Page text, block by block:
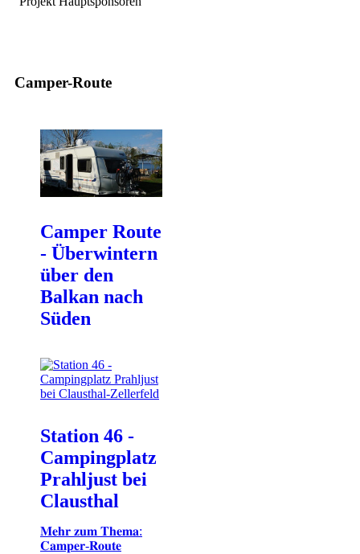
Camper-Route
Camper Route
- Überwintern
über den
Balkan nach
Süden
Station 46 -
Campingplatz
Prahljust bei
Clausthal
𝐌𝐞𝐡𝐫 𝐳𝐮𝐦 𝐓𝐡𝐞𝐦𝐚:
𝐂𝐚𝐦𝐩𝐞𝐫-𝐑𝐨𝐮𝐭𝐞